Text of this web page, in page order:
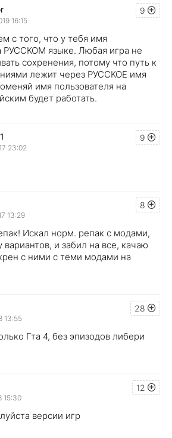
9
16:15
с того, что у тебя имя
РУССКОМ языке. Любая игра не
сохренения, потому что путь к
лежит через РУССКОЕ имя
имя пользователя на
будет работать.
9
23:02
8
13:29
Искал норм. репак с модами,
и забил на все, качаю
с ними с теми модами на
28
13:55
Гта 4, без эпизодов либери
12
15:30
версии игр